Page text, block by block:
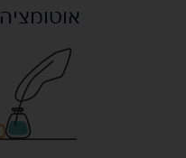
אוטומציה